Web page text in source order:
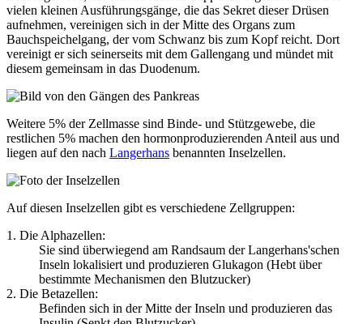
vielen kleinen Ausführungsgänge, die das Sekret dieser Drüsen
aufnehmen, vereinigen sich in der Mitte des Organs zum
Bauchspeichelgang, der vom Schwanz bis zum Kopf reicht. Dort
vereinigt er sich seinerseits mit dem Gallengang und mündet mit
diesem gemeinsam in das Duodenum.
Weitere 5% der Zellmasse sind Binde- und Stützgewebe, die
restlichen 5% machen den hormonproduzierenden Anteil aus und
liegen auf den nach Langerhans benannten Inselzellen.
Auf diesen Inselzellen gibt es verschiedene Zellgruppen:
1. Die Alphazellen:
Sie sind überwiegend am Randsaum der Langerhans'schen
Inseln lokalisiert und produzieren Glukagon (Hebt über
bestimmte Mechanismen den Blutzucker)
2. Die Betazellen:
Befinden sich in der Mitte der Inseln und produzieren das